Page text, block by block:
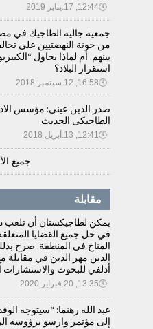
🕔12:44, 17.يناير 2019
جمعية جالية الطاجيك في
من خونة النهضتيين على
بينهم. أم لماذا يحاول
استقرار البلاد؟
🕔16:58, 12.سبتمبر 2018
صدر الدين عينى: مؤسس
الطاجيكى الحديث
🕔12:41, 13.أبريل 2018
جميع
مقابلة
يمكن لطاجيكستان أن تلعب
في حل جميع القضايا المتعلقة
المناخ في المنطقة. صرح
الدين مهر الدين في مقابلة
أدلفي للبحوث والاستشارات
🕔13:35, 20.فبراير 2020
عبد الله رهنما: “سيتوجه
إلى مؤتمر وارسو برؤوسه